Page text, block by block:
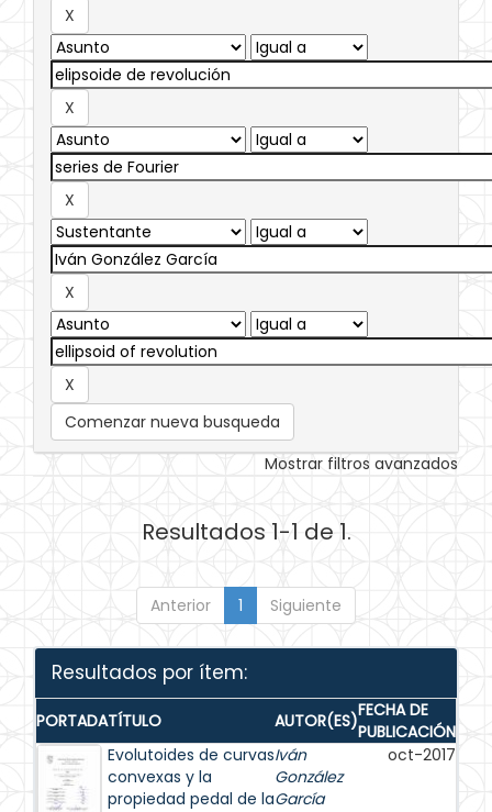
Comenzar nueva busqueda
Mostrar filtros avanzados
Resultados 1-1 de 1.
Anterior 1 Siguiente
Resultados por ítem:
PORTADATÍTULO AUTOR(ES)FECHA DE
PUBLICACIÓN
Evolutoides de curvas
convexas y la
propiedad pedal de la
Iván
González
García
oct-2017